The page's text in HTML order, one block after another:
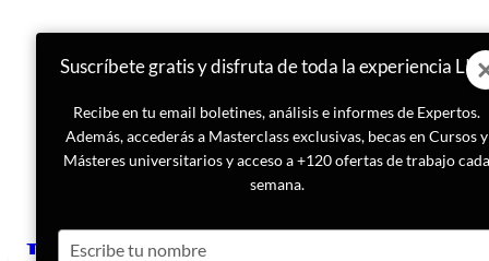
Suscríbete gratis y disfruta de toda la experiencia
Recibe en tu email boletines, análisis e informes de Expertos.
Además, accederás a Masterclass exclusivas, becas en Cursos y
Másteres universitarios y acceso a +120 ofertas de trabajo
semana.